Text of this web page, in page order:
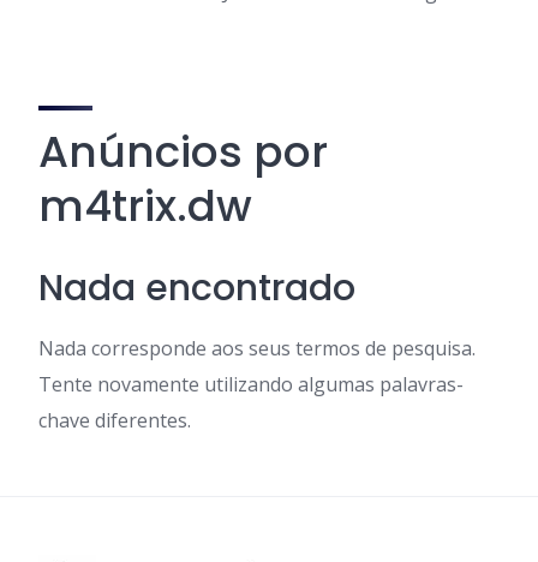
Anúncios por
m4trix.dw
Nada encontrado
Nada corresponde aos seus termos de pesquisa.
Tente novamente utilizando algumas palavras-
chave diferentes.